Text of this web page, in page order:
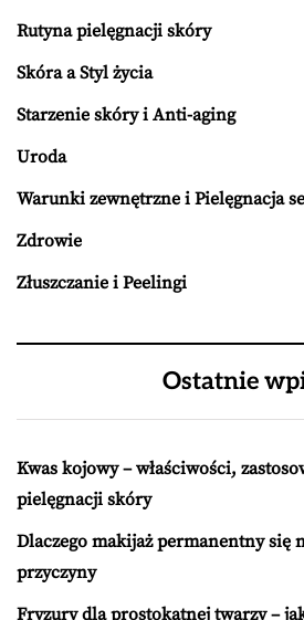
Rutyna pielęgnacji skóry
Skóra a Styl życia
Starzenie skóry i Anti-aging
Uroda
Warunki zewnętrzne i Pielęgnacja
Zdrowie
Złuszczanie i Peelingi
Ostatnie
Kwas kojowy – właściwości,
pielęgnacji skóry
Dlaczego makijaż permanentny się
przyczyny
Fryzury dla prostokątnej twarzy –